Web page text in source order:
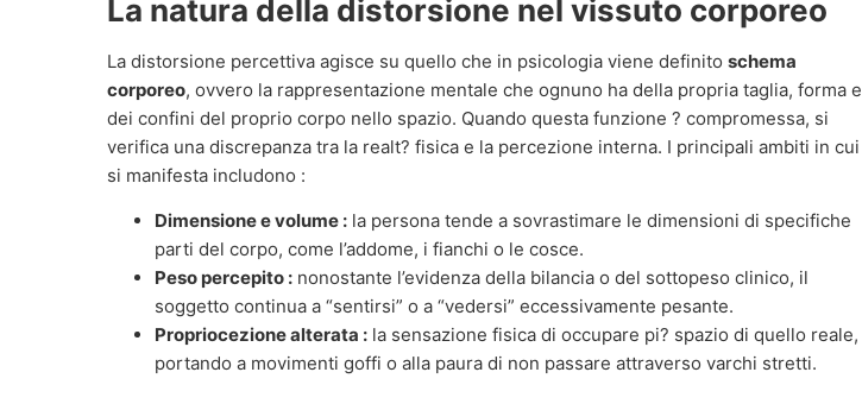
La natura della distorsione nel vissuto corporeo
La distorsione percettiva agisce su quello che in psicologia viene definito schema
corporeo, ovvero la rappresentazione mentale che ognuno ha della propria taglia, forma e
dei confini del proprio corpo nello spazio. Quando questa funzione ? compromessa, si
verifica una discrepanza tra la realt? fisica e la percezione interna. I principali ambiti in cui
si manifesta includono :
Dimensione e volume : la persona tende a sovrastimare le dimensioni di specifiche
parti del corpo, come l’addome, i fianchi o le cosce.
Peso percepito : nonostante l’evidenza della bilancia o del sottopeso clinico, il
soggetto continua a “sentirsi” o a “vedersi” eccessivamente pesante.
Propriocezione alterata : la sensazione fisica di occupare pi? spazio di quello reale,
portando a movimenti goffi o alla paura di non passare attraverso varchi stretti.